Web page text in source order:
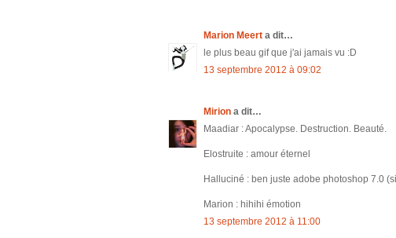
Marion Meert a dit…
le plus beau gif que j'ai jamais vu :D
13 septembre 2012 à 09:02
Mirion a dit…
Maadiar : Apocalypse. Destruction. Beauté.
Elostruite : amour éternel
Halluciné : ben juste adobe photoshop 7.0
Marion : hihihi émotion
13 septembre 2012 à 11:00